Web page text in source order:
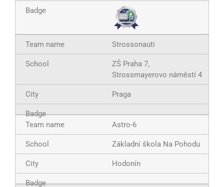
Strossonauti
ZŠ Praha 7,
Strossmayerovo náměstí 4
Praga
Astro-6
Základní škola Na Pohodu
Hodonín